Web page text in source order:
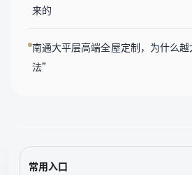
来的
南通大平层高端全屋定制，为什么
法”
常用入口